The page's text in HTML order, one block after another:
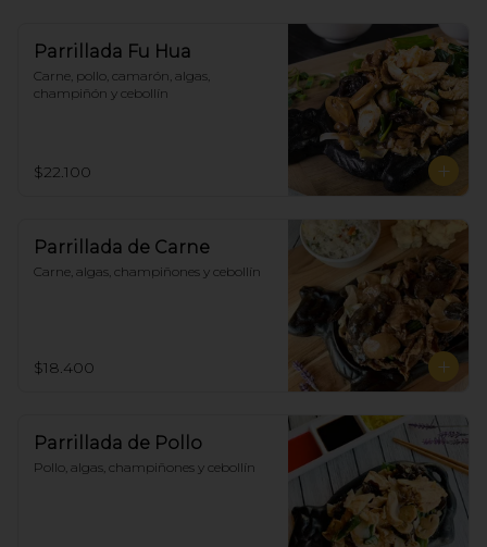
Parrillada Fu Hua
Carne, pollo, camarón, algas,
champiñón y cebollín
$22.100
Parrillada de Carne
Carne, algas, champiñones y cebollín
$18.400
Parrillada de Pollo
Pollo, algas, champiñones y cebollín